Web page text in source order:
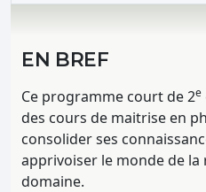
EN BREF
Ce programme court de 2e
des cours de maitrise en
consolider ses
apprivoiser le monde de la
domaine.